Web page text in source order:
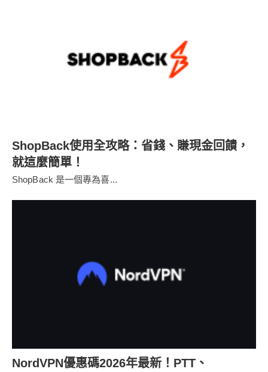
ShopBack使用全攻略：省錢、賺現金回饋，
就這麼簡單！
ShopBack 是一個專為喜...
NordVPN優惠碼2026年最新！PTT、